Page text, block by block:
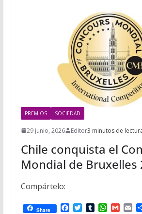
PREMIOS SOCIEDAD
29 junio, 2026 Editor3 minutos de
Chile conquista el
Mondial de Bruxelles
Compártelo:
Share
F
T
T
W G
E